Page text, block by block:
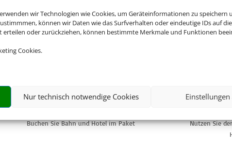
wir Technologien wie Cookies, um Geräteinformationen zu speichern
können wir Daten wie das Surfverhalten oder eindeutige IDs auf
erteilen oder zurückziehen, können bestimmte Merkmale und Funktionen
Cookies.
Nur technisch notwendige Cookies
für Ihren Urlaub finden Sie dabei bei uns.
Buchen Sie Bahn und Hotel im Paket
Nutzen Sie